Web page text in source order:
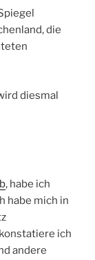
die
diesmal
, habe ich
habe mich in
ich
andere